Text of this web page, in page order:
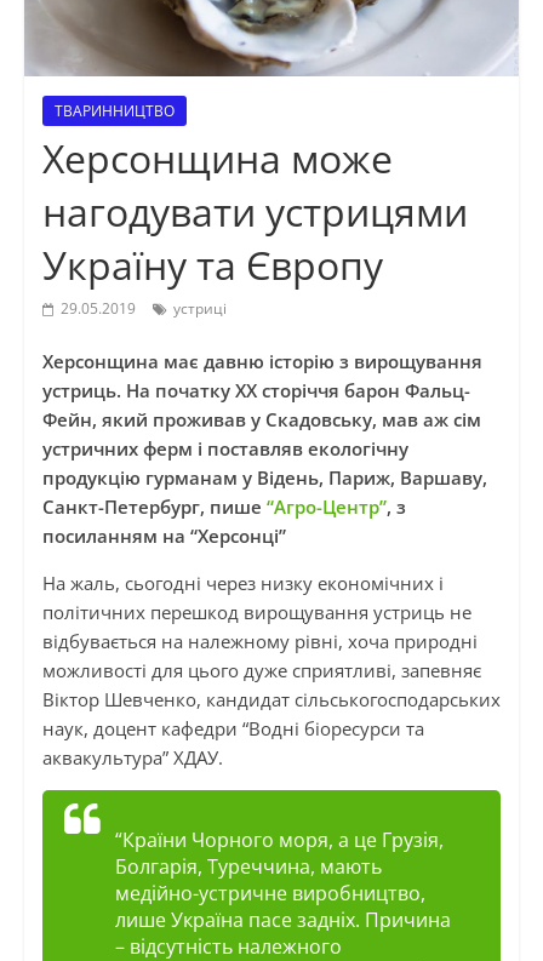
ТВАРИННИЦТВО
Херсонщина може
нагодувати устрицями
Україну та Європу
29.05.2019 устриці
Херсонщина має давню історію з вирощування
устриць. На початку ХХ сторіччя барон Фальц-
Фейн, який проживав у Скадовську, мав аж сім
устричних ферм і поставляв екологічну
продукцію гурманам у Відень, Париж, Варшаву,
Санкт-Петербург, пише “Агро-Центр”, з
посиланням на “Херсонці”
На жаль, сьогодні через низку економічних і
політичних перешкод вирощування устриць не
відбувається на належному рівні, хоча природні
можливості для цього дуже сприятливі, запевняє
Віктор Шевченко, кандидат сільськогосподарських
наук, доцент кафедри “Водні біоресурси та
аквакультура” ХДАУ.
“Країни Чорного моря, а це Грузія,
Болгарія, Туреччина, мають
медійно-устричне виробництво,
лише Україна пасе задніх. Причина
– відсутність належного